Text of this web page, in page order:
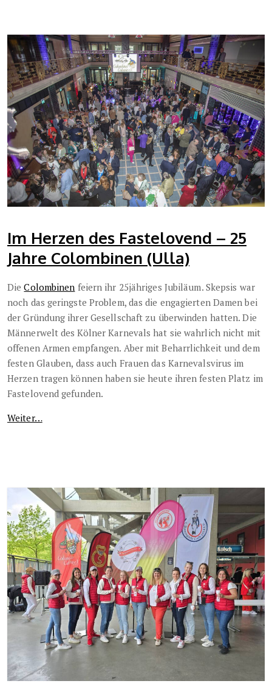
Im Herzen des Fastelovend – 25
Jahre Colombinen (Ulla)
DieColombinen feiern ihr 25jähriges Jubiläum. Skepsis war
noch das geringste Problem, das die engagierten Damen bei
der Gründung ihrer Gesellschaft zu überwinden hatten. Die
Männerwelt des Kölner Karnevals hat sie wahrlich nicht mit
offenen Armen empfangen. Aber mit Beharrlichkeit und dem
festen Glauben, dass auch Frauen das Karnevalsvirus im
Herzen tragen können haben sie heute ihren festen Platz im
Fastelovend gefunden.
Weiter…